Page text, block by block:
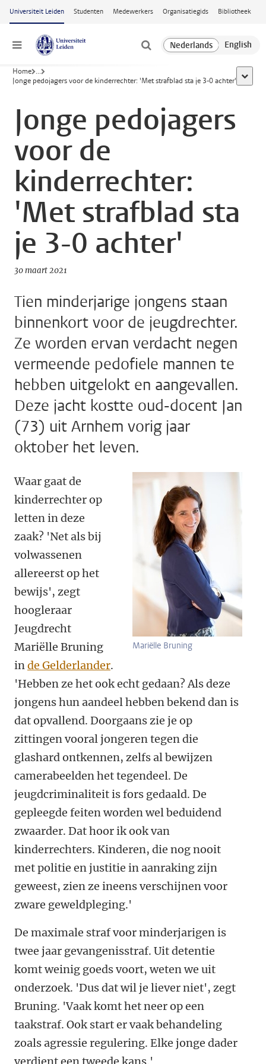
Ga naar hoofdinhoud
Universiteit Leiden Studenten Medewerkers Organisatiegids Bibliotheek
Menu
Home ...
Jonge pedojagers voor de kinderrechter: 'Met strafblad sta je 3-0 achter'
toon
Jonge pedojagers
voor de
kinderrechter:
'Met strafblad sta
je 3-0 achter'
30 maart 2021
Tien minderjarige jongens staan
binnenkort voor de jeugdrechter.
Ze worden ervan verdacht negen
vermeende pedofiele mannen te
hebben uitgelokt en aangevallen.
Deze jacht kostte oud-docent Jan
(73) uit Arnhem vorig jaar
oktober het leven.
Mariëlle Bruning
Waar gaat de
kinderrechter op
letten in deze
zaak? 'Net als bij
volwassenen
allereerst op het
bewijs', zegt
hoogleraar
Jeugdrecht
Mariëlle Bruning
inde Gelderlander.
'Hebben ze het ook echt gedaan? Als deze
jongens hun aandeel hebben bekend dan is
dat opvallend. Doorgaans zie je op
zittingen vooral jongeren tegen die
glashard ontkennen, zelfs al bewijzen
camerabeelden het tegendeel. De
jeugdcriminaliteit is fors gedaald. De
gepleegde feiten worden wel beduidend
zwaarder. Dat hoor ik ook van
kinderrechters. Kinderen, die nog nooit
met politie en justitie in aanraking zijn
geweest, zien ze ineens verschijnen voor
zware geweldpleging.'
De maximale straf voor minderjarigen is
twee jaar gevangenisstraf. Uit detentie
komt weinig goeds voort, weten we uit
onderzoek. 'Dus dat wil je liever niet', zegt
Bruning. 'Vaak komt het neer op een
taakstraf. Ook start er vaak behandeling
zoals agressie regulering. Elke jonge dader